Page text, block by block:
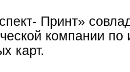
Принт»
компании по
карт.